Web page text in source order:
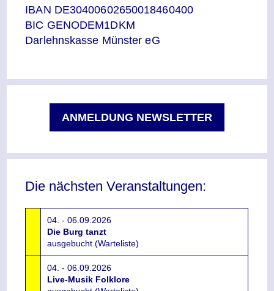
IBAN DE30400602650018460400
BIC GENODEM1DKM
Darlehnskasse Münster eG
ANMELDUNG NEWSLETTER
Die nächsten Veranstaltungen:
04. - 06.09.2026
Die Burg tanzt
ausgebucht (Warteliste)
04. - 06.09.2026
Live-Musik Folklore